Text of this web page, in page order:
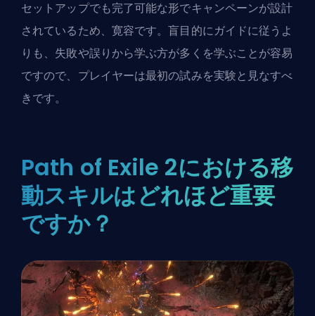
セットアップでも完了可能な形でキャンペーンが設計
されているため、寛容です。盲目的にガイドに従うよ
りも、失敗や誤りから学ぶ方が多くを学ぶことが容易
ですので、プレイヤーは最初の試みを実験と見なすべ
きです。
Path of Exile 2における移
動スキルはどれほど重要
ですか？